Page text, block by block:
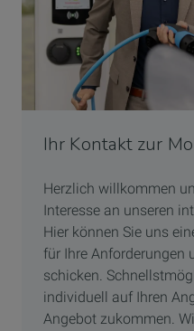
Ihr Kontakt zur
Herzlich willkommen
Interesse an unseren
Hier können Sie uns
für Ihre Anforderungen
schicken.
individuell auf Ihren
Angebot zukommen.